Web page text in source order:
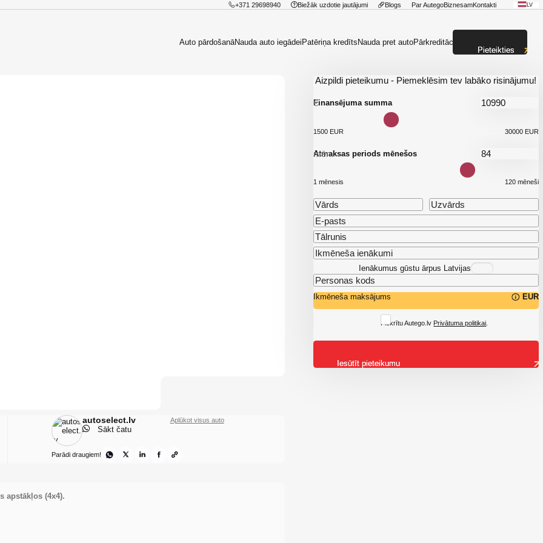
+371 29698940 Biežāk uzdotie jautājumi Blogs Par AutegoBiznesamKontakti LV
Auto pārdošanāNauda auto iegādeiPatēriņa kredītsNauda pret autoPārkreditācija
autoselect.lv
Sākt čatu
Aplūkot visus auto
Parādi draugiem!
apstākļos (4x4).
Aizpildi pieteikumu - Piemeklēsim tev labāko risinājumu!
Finansējuma summa
€
1500 EUR 30000 EUR
Atmaksas periods mēnešos
mēn.
1 mēnesis 120 mēneši
Ienākumus gūstu ārpus Latvijas
Ikmēneša maksājums EUR
Piekrītu Autego.lv Privātuma politikai